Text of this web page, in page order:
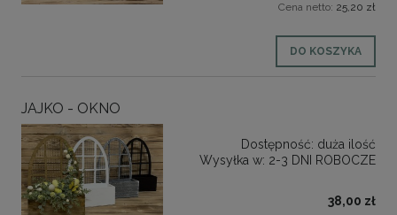
Cena netto: 25,20 zł
DO KOSZYKA
JAJKO - OKNO
Dostępność: duża ilość
Wysyłka w: 2-3 DNI ROBOCZE
38,00 zł